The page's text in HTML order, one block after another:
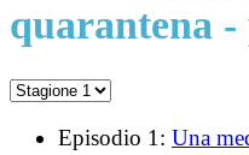
quarantena
Episodio 1: Una